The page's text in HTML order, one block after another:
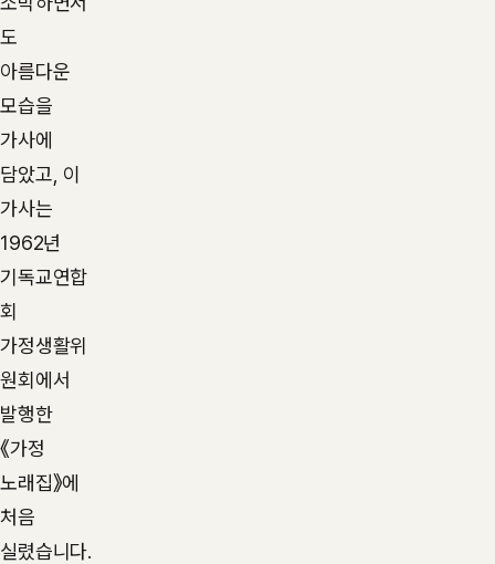
도
아름다운
모습을
가사에
담았고, 이
가사는
1962년
기독교연합
회
가정생활위
원회에서
발행한
《가정
노래집》에
처음
실렸습니다.